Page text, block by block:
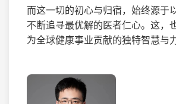
而这一切的初心与归宿，始终源于
不断追寻最优解的医者仁心。这，
为全球健康事业贡献的独特智慧与